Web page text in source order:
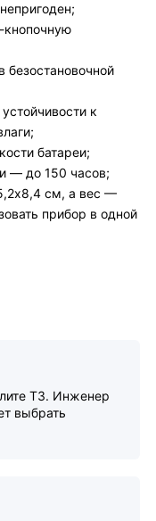
кнопочную
безостановочной
к
батареи;
— до 150 часов;
см, а вес —
прибор в одной
ТЗ. Инженер
выбрать